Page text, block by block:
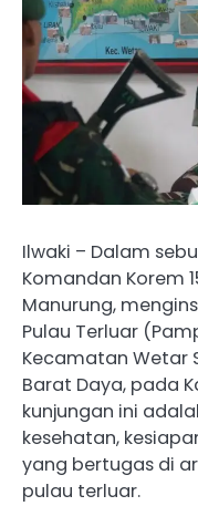
Ilwaki – Dalam
Komandan Korem
Manurung,
Pulau Terluar
Kecamatan Wetar
Barat Daya, pada
kunjungan ini
kesehatan,
yang bertugas di
pulau terluar.